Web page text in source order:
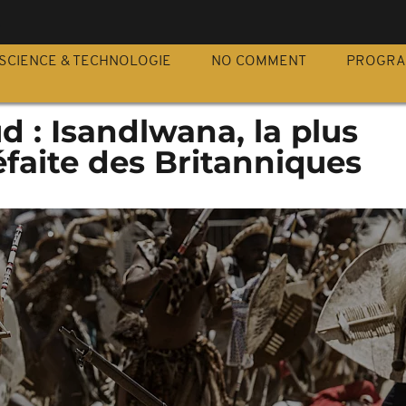
SCIENCE & TECHNOLOGIE NO COMMENT
: Isandlwana, la plus
des Britanniques